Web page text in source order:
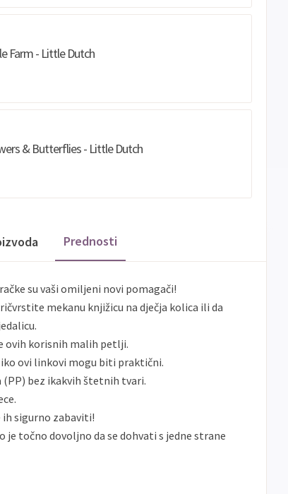
Farm - Little Dutch
& Butterflies - Little Dutch
Prednosti
su vaši omiljeni novi pomagači!
mekanu knjižicu na dječja kolica ili da
ovih korisnih malih petlji.
ovi linkovi mogu biti praktični.
bez ikakvih štetnih tvari.
ih sigurno zabaviti!
točno dovoljno da se dohvati s jedne strane